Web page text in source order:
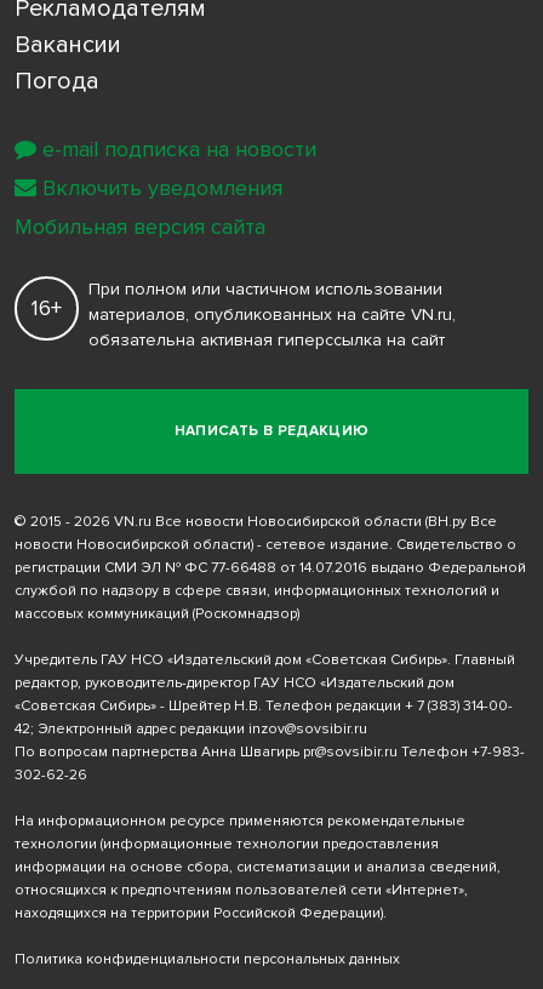
Рекламодателям
Вакансии
Погода
НАПИСАТЬ В РЕДАКЦИЮ
16+
При полном или частичном использовании
материалов, опубликованных на сайте VN.ru,
обязательна активная гиперссылка на сайт
© 2015 - 2026 VN.ru Все новости Новосибирской области (ВН.ру Все
новости Новосибирской области) - сетевое издание. Свидетельство о
регистрации СМИ ЭЛ № ФС 77-66488 от 14.07.2016 выдано Федеральной
службой по надзору в сфере связи, информационных технологий и
массовых коммуникаций (Роскомнадзор)
Учредитель ГАУ НСО «Издательский дом «Советская Сибирь». Главный
редактор, руководитель-директор ГАУ НСО «Издательский дом
«Советская Сибирь» - Шрейтер Н.В. Телефон редакции + 7 (383) 314-00-
42; Электронный адрес редакции inzov@sovsibir.ru
По вопросам партнерства Анна Швагирь pr@sovsibir.ru Телефон +7-983-
302-62-26
На информационном ресурсе применяются рекомендательные
технологии (информационные технологии предоставления
информации на основе сбора, систематизации и анализа сведений,
относящихся к предпочтениям пользователей сети «Интернет»,
находящихся на территории Российской Федерации).
Политика конфиденциальности персональных данных
e-mail подписка на новости
Включить уведомления
Мобильная версия сайта